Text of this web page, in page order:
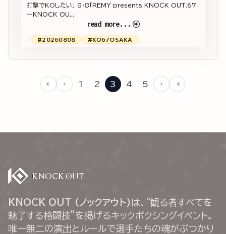
打撃でKOしたい」 8・8「REMY presents KNOCK OUT.67
～KNOCK OU...
read more...
#20260808 #KO67OSAKA
1 2 3 4 5
KNOCK OUT (ノックアウト) は、“観る者すべてを
魅了する格闘技”を掲げるキックボクシングイベント。
唯一無二の演出とルールで選手たちの魂がぶつかり